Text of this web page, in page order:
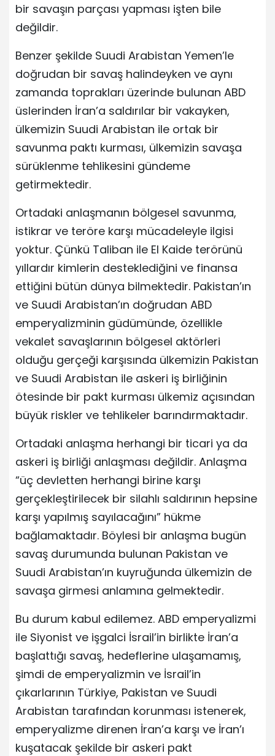
bir savaşın parçası yapması işten bile
değildir.
Benzer şekilde Suudi Arabistan Yemen’le
doğrudan bir savaş halindeyken ve aynı
zamanda toprakları üzerinde bulunan ABD
üslerinden İran’a saldırılar bir vakayken,
ülkemizin Suudi Arabistan ile ortak bir
savunma paktı kurması, ülkemizin savaşa
sürüklenme tehlikesini gündeme
getirmektedir.
Ortadaki anlaşmanın bölgesel savunma,
istikrar ve teröre karşı mücadeleyle ilgisi
yoktur. Çünkü Taliban ile El Kaide terörünü
yıllardır kimlerin desteklediğini ve finansa
ettiğini bütün dünya bilmektedir. Pakistan’ın
ve Suudi Arabistan’ın doğrudan ABD
emperyalizminin güdümünde, özellikle
vekalet savaşlarının bölgesel aktörleri
olduğu gerçeği karşısında ülkemizin Pakistan
ve Suudi Arabistan ile askeri iş birliğinin
ötesinde bir pakt kurması ülkemiz açısından
büyük riskler ve tehlikeler barındırmaktadır.
Ortadaki anlaşma herhangi bir ticari ya da
askeri iş birliği anlaşması değildir. Anlaşma
“üç devletten herhangi birine karşı
gerçekleştirilecek bir silahlı saldırının hepsine
karşı yapılmış sayılacağını” hükme
bağlamaktadır. Böylesi bir anlaşma bugün
savaş durumunda bulunan Pakistan ve
Suudi Arabistan’ın kuyruğunda ülkemizin de
savaşa girmesi anlamına gelmektedir.
Bu durum kabul edilemez. ABD emperyalizmi
ile Siyonist ve işgalci İsrail’in birlikte İran’a
başlattığı savaş, hedeflerine ulaşamamış,
şimdi de emperyalizmin ve İsrail’in
çıkarlarının Türkiye, Pakistan ve Suudi
Arabistan tarafından korunması istenerek,
emperyalizme direnen İran’a karşı ve İran’ı
kuşatacak şekilde bir askeri pakt